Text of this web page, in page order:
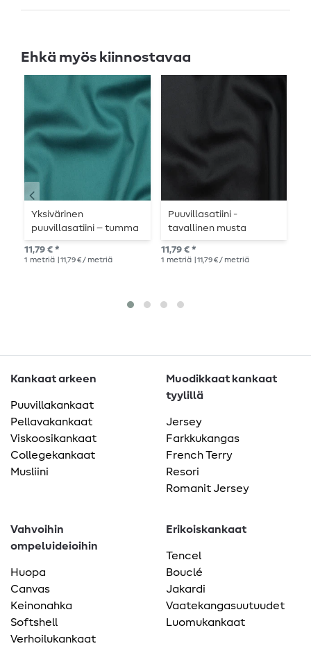
Ehkä myös kiinnostavaa
Yksivärinen
puuvillasatiini – tumma
turkoosi
11,79 € *
1 metriä | 11,79 € / metriä
Puuvillasatiini -
tavallinen musta
11,79 € *
1 metriä | 11,79 € / metriä
Kankaat arkeen
Puuvillakankaat
Pellavakankaat
Viskoosikankaat
Collegekankaat
Musliini
Muodikkaat kankaat
tyylillä
Jersey
Farkkukangas
French Terry
Resori
Romanit Jersey
Vahvoihin
ompeluideioihin
Huopa
Canvas
Keinonahka
Softshell
Verhoilukankaat
Erikoiskankaat
Tencel
Bouclé
Jakardi
Vaatekangasuutuudet
Luomukankaat